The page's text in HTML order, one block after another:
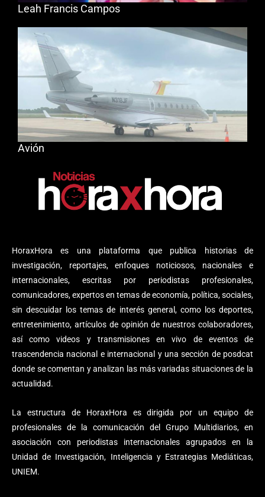
HoraxHora es una plataforma que publica historias de
investigación, reportajes, enfoques noticiosos, nacionales e
internacionales, escritas por periodistas profesionales,
comunicadores, expertos en temas de economía, política, sociales,
sin descuidar los temas de interés general, como los deportes,
entretenimiento, artículos de opinión de nuestros colaboradores,
así como videos y transmisiones en vivo de eventos de
trascendencia nacional e internacional y una sección de posdcat
donde se comentan y analizan las más variadas situaciones de la
actualidad.
La estructura de HoraxHora es dirigida por un equipo de
profesionales de la comunicación del Grupo Multidiarios, en
asociación con periodistas internacionales agrupados en la
Unidad de Investigación, Inteligencia y Estrategias Mediáticas,
UNIEM.
Leah Francis Campos
Avión